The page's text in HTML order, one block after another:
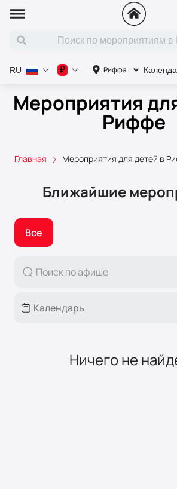
Риффа
RU ₽
Мероприятия
Риффе
Главная Мероприятия для детей в
Ближайшие
Все
Ничего не